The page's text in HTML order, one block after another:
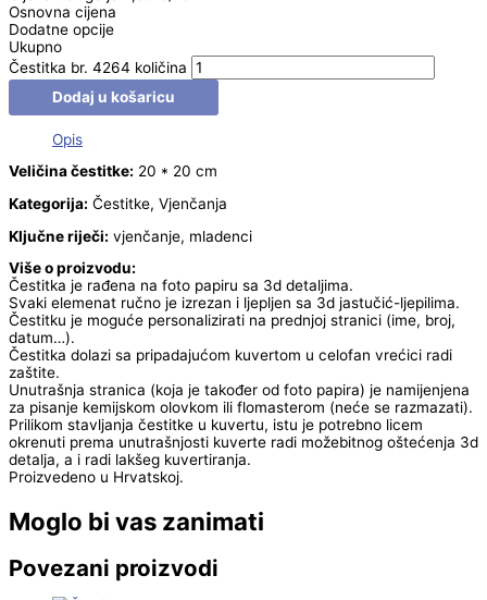
Osnovna cijena
Dodatne opcije
Ukupno
Čestitka br. 4264 količina
Dodaj u košaricu
Opis
Veličina čestitke: 20 * 20 cm
Kategorija: Čestitke, Vjenčanja
Ključne riječi: vjenčanje, mladenci
Više o proizvodu:
Čestitka je rađena na foto papiru sa 3d detaljima.
Svaki elemenat ručno je izrezan i ljepljen sa 3d jastučić-ljepilima.
Čestitku je moguće personalizirati na prednjoj stranici (ime, broj,
datum…).
Čestitka dolazi sa pripadajućom kuvertom u celofan vrećici radi
zaštite.
Unutrašnja stranica (koja je također od foto papira) je namijenjena
za pisanje kemijskom olovkom ili flomasterom (neće se razmazati).
Prilikom stavljanja čestitke u kuvertu, istu je potrebno licem
okrenuti prema unutrašnjosti kuverte radi možebitnog oštećenja 3d
detalja, a i radi lakšeg kuvertiranja.
Proizvedeno u Hrvatskoj.
Moglo bi vas zanimati
Povezani proizvodi